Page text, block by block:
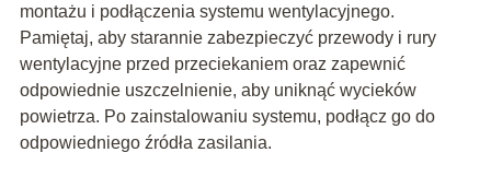
montażu i podłączenia systemu wentylacyjnego.
Pamiętaj, aby starannie zabezpieczyć przewody i rury
wentylacyjne przed przeciekaniem oraz zapewnić
odpowiednie uszczelnienie, aby uniknąć wycieków
powietrza. Po zainstalowaniu systemu, podłącz go do
odpowiedniego źródła zasilania.